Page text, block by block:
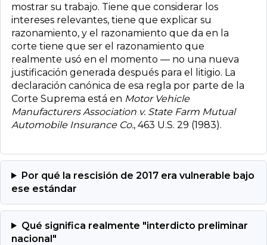
mostrar su trabajo. Tiene que considerar los
intereses relevantes, tiene que explicar su
razonamiento, y el razonamiento que da en la
corte tiene que ser el razonamiento que
realmente usó en el momento — no una nueva
justificación generada después para el litigio. La
declaración canónica de esa regla por parte de la
Corte Suprema está en Motor Vehicle
Manufacturers Association v. State Farm Mutual
Automobile Insurance Co., 463 U.S. 29 (1983).
Por qué la rescisión de 2017 era vulnerable bajo
ese estándar
Qué significa realmente "interdicto preliminar
nacional"